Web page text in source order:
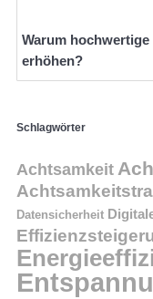
Warum
erhöhen?
Schlagwörter
Achtsamkeit
Datensicherheit